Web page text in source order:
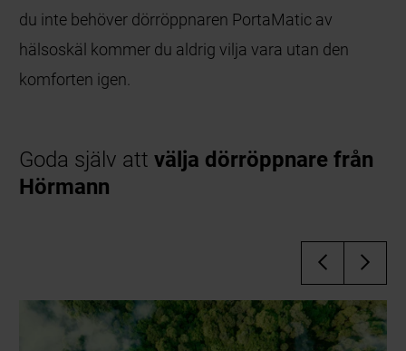
du inte behöver dörröppnaren PortaMatic av
hälsoskäl kommer du aldrig vilja vara utan den
komforten igen.
Goda själv attvälja dörröppnare från
Hörmann